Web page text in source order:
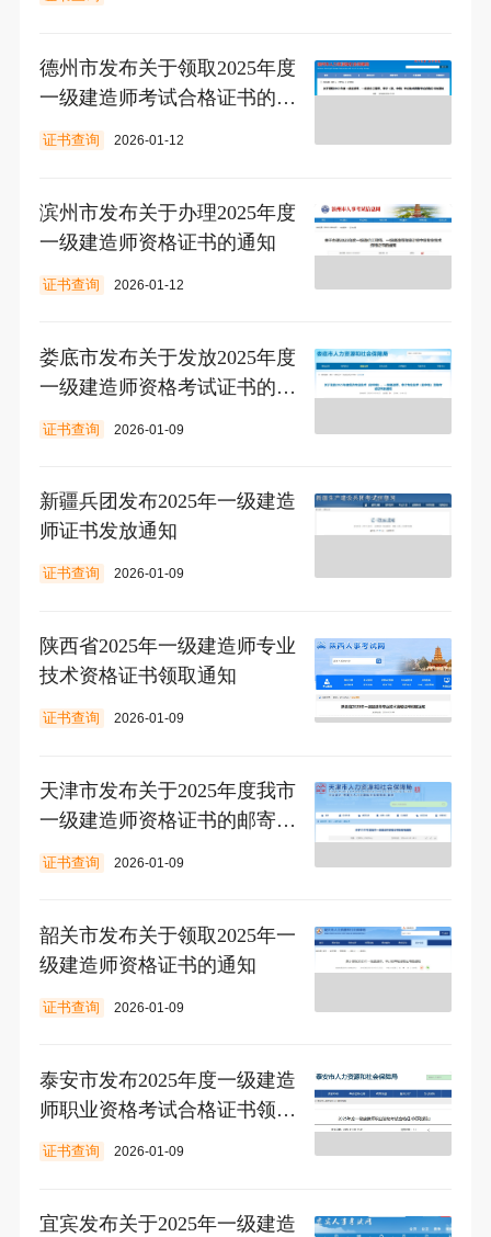
德州市发布关于领取2025年度
一级建造师考试合格证书的通
知
证书查询 2026-01-12
滨州市发布关于办理2025年度
一级建造师资格证书的通知
证书查询 2026-01-12
娄底市发布关于发放2025年度
一级建造师资格考试证书的通
知
证书查询 2026-01-09
新疆兵团发布2025年一级建造
师证书发放通知
证书查询 2026-01-09
陕西省2025年一级建造师专业
技术资格证书领取通知
证书查询 2026-01-09
天津市发布关于2025年度我市
一级建造师资格证书的邮寄通
知
证书查询 2026-01-09
韶关市发布关于领取2025年一
级建造师资格证书的通知
证书查询 2026-01-09
泰安市发布2025年度一级建造
师职业资格考试合格证书领取
通知
证书查询 2026-01-09
宜宾发布关于2025年一级建造